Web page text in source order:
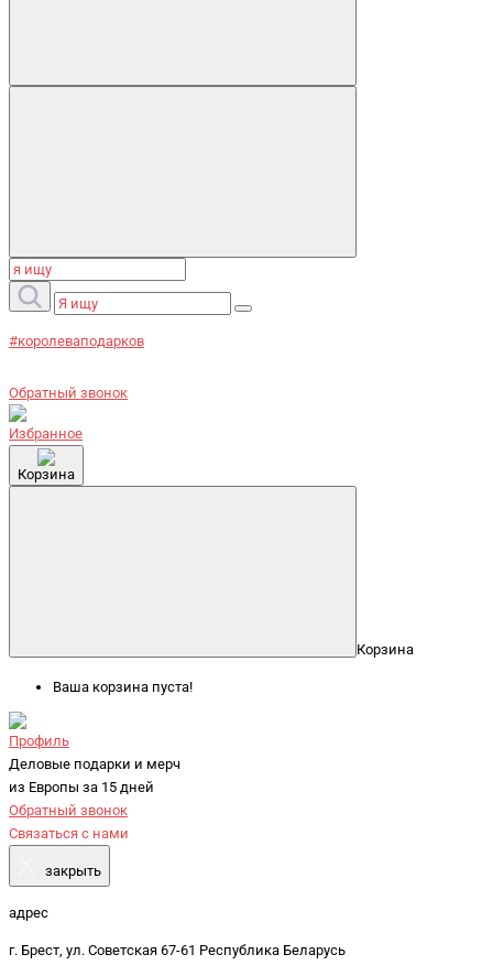
#королеваподарков
Обратный звонок
Избранное
Корзина
Корзина
Ваша корзина пуста!
Профиль
Деловые подарки и мерч
из Европы за 15 дней
Обратный звонок
Связаться с нами
закрыть
адрес
г. Брест, ул. Советская 67-61 Республика Беларусь